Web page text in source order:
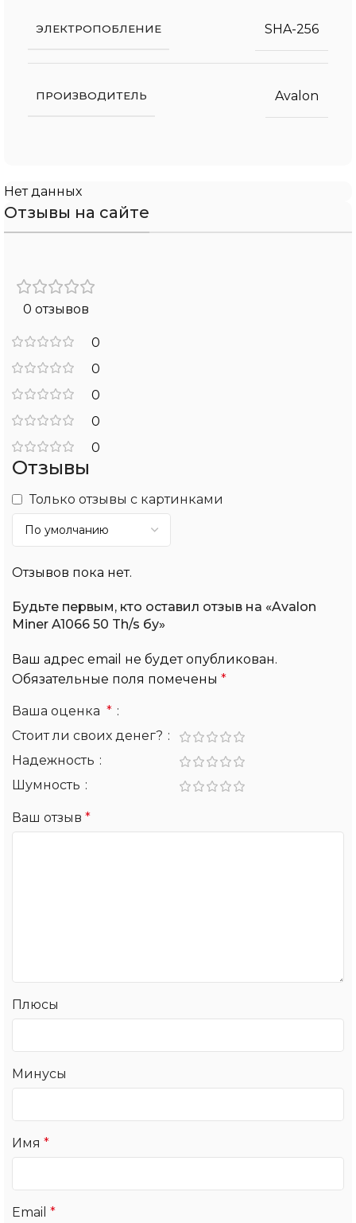
ЭЛЕКТРОПОБЛЕНИЕ SHA-256
ПРОИЗВОДИТЕЛЬ Avalon
Нет данных
Отзывы на сайте
0 отзывов
0
0
0
0
0
Отзывы
Только отзывы с картинками
Отзывов пока нет.
Будьте первым, кто оставил отзыв на «Avalon
Miner A1066 50 Th/s бу»
Ваш адрес email не будет опубликован.
Обязательные поля помечены *
Ваша оценка *
Стоит ли своих денег?
Надежность
Шумность
Ваш отзыв *
Плюсы
Минусы
Имя *
Email *